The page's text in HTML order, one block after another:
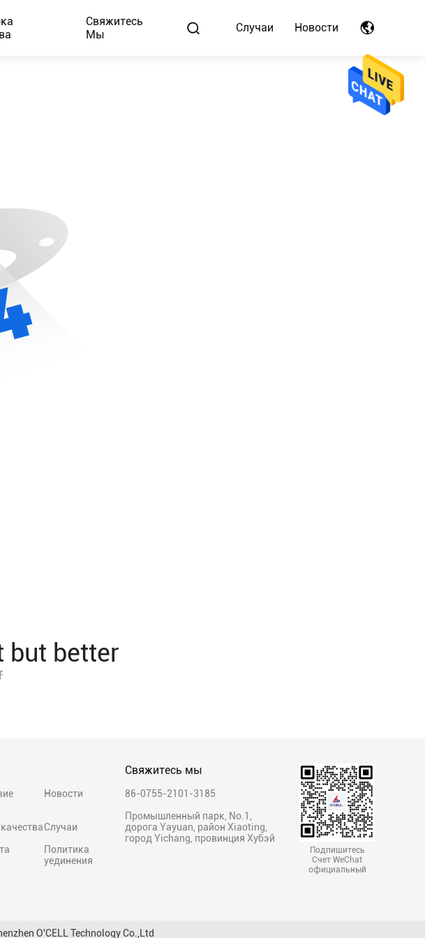
Свяжитесь
Мы
Случаи Новости
but better
Новости
Случаи
Политика
уединения
Свяжитесь мы
86-0755-2101-3185
Промышленный парк, No.1,
дорога Yayuan, район Xiaoting,
город Yichang, провинция Хубэй
Подпишитесь
Счет WeChat
официальный
O'CELL Technology Co.,Ltd